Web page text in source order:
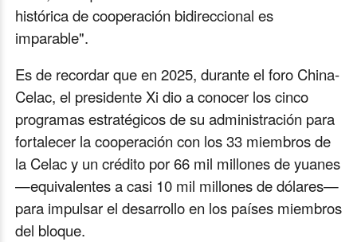
histórica de cooperación bidireccional es
imparable".
Es de recordar que en 2025, durante el foro China-
Celac, el presidente Xi dio a conocer los cinco
programas estratégicos de su administración para
fortalecer la cooperación con los 33 miembros de
la Celac y un crédito por 66 mil millones de yuanes
—equivalentes a casi 10 mil millones de dólares—
para impulsar el desarrollo en los países miembros
del bloque.